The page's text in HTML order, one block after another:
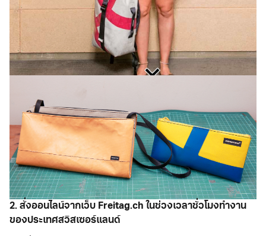
2. สั่งออนไลน์จากเว็บ Freitag.ch ในช่วงเวลาชั่วโมงทำงาน
ของประเทศสวิสเซอร์แลนด์